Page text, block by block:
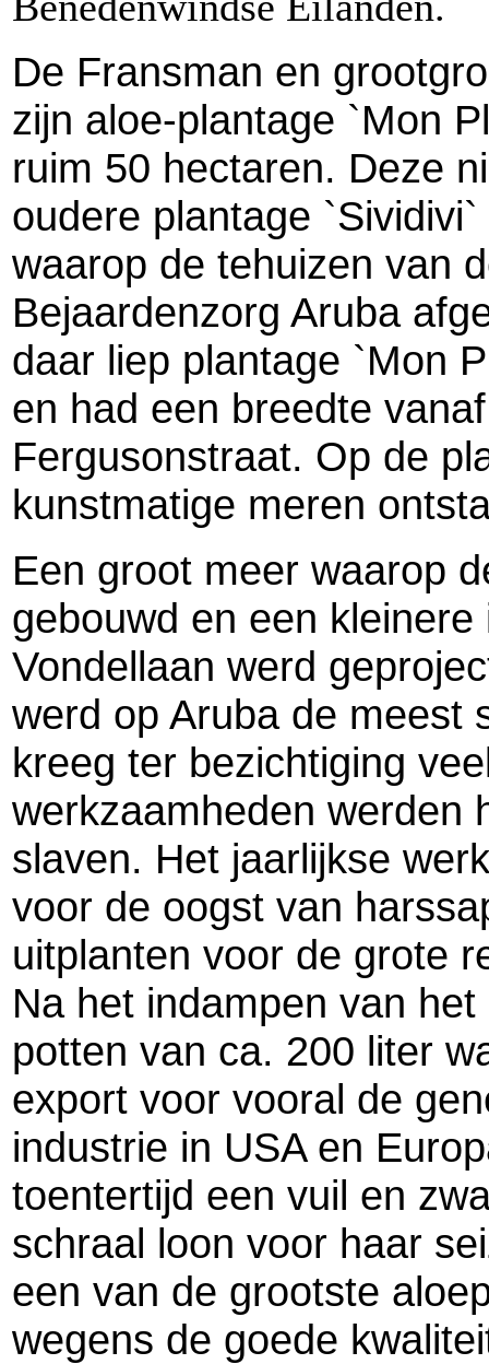
De Fransman en
zijn aloe-plantage `Mon
ruim 50 hectaren. Deze
oudere plantage `Sividivi`
waarop de tehuizen van
Bejaardenzorg Aruba
daar liep plantage `Mon
en had een breedte
Fergusonstraat. Op de
kunstmatige meren
Een groot meer waarop
gebouwd en een
Vondellaan werd
werd op Aruba de meest
kreeg ter bezichtiging
werkzaamheden werden
slaven. Het jaarlijkse
voor de oogst van
uitplanten voor de grote
Na het indampen van
potten van ca. 200 liter
export voor vooral de
industrie in USA en
toentertijd een vuil en
schraal loon voor haar
een van de grootste
wegens de goede